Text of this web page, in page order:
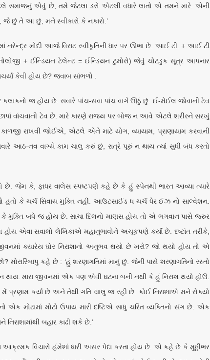
સમાજનું એવું છે, તમે જેટલા ડરો એટલી વધારે લાતો એ તમને મારે. એની
છું તે આ છું, મને સ્વીકારો કે નકારો.’
નરેન્દ્ર મોદી આજે વિરાટ સ્વીકૃતિની ધાર પર ઊભા છે. આઈ.ટી. + આઈ.ટી
+ ઈન્ડિયન ટેલેન્ટ = ઈન્ડિયન ટુમોરો) જેવું ચોટડુક સૂત્ર આપનાર
કેવી હોય છે? જવાબ સાંભળો .
કલાકનો જ હોય છે. સવારે પાંચ-સવા પાંચ વાગે ઊઠું છું. ઈ-મેઈલ જોવાની ટેવ
છાપાં વાંચવાની ટેવ છે. મારે કારણે રાજ્ય પર બોજ ન આવે એટલે શરીરને સરખું
રાખવી જોઈએ, એટલે એને માટે યોગ, વ્યાયામ, પ્રાણાયામ કરવાની
આઠ-નવ વાગ્યે કામ ચાલુ કરું છું, રાત્રે પૂરું ન થાય ત્યાં સુધી બંધ કરતો
છે. જેમ કે, ફાધર વાલેસ સ્પષ્ટપણે કહે છે કે હું સ્પેનથી ભારત આવ્યા ત્યારે
કે ચર્ચ સિવાય મુક્તિ નહીં. આઉટસાઈડ ધ ચર્ચ ધેર ઈઝ નો સાલ્વેશન.
મુક્તિ બધે જ હોય છે. સાચા દિલનો માણસ હોય તો એ ભગવાન પાસે જરુર
એવા સવાલો લેખિકાએ મહાનુભાવોને અચૂકપણે કર્યાં છે. દષ્ટાંત તરીકે,
ક્યારેય ઘોર નિરાશાનો અનુભવ થયો છે ખરો? જો થયો હોય તો એ
મોરારિબાપુ કહે છે : ‘હું શરણાગતિમાં માનું છું. જેની પાસે શરણાગતિનો રસ્તો
ન થાય. મારા જીવનમાં એક પણ એવી ઘટના બની નથી કે હું નિરાશ થયો હોઉં.
પ્રણામ કર્યા છે અને તેથી ગતિ ચાલુ જ રહી છે. કોઈ નિરાશાએ મને રોક્યો
એક મોટામાં મોટો ઉપાય મારી દષ્ટિએ સાધુ ચરિત વ્યક્તિનો સંગ છે. એક
બહાર કાઢી શકે છે.’
આક્રમક વિચારો હંમેશાં ધારી અસર પેદા કરતા હોય છે. એ કહે છે કે મુઠ્ઠીભર